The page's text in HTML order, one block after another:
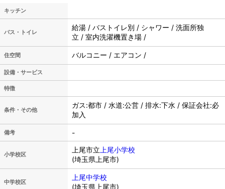
キッチン
バス・トイレ
給湯 / バストイレ別 / シャワー / 洗面所独
立 / 室内洗濯機置き場 /
住空間 バルコニー / エアコン /
設備・サービス
特徴
条件・その他
ガス:都市 / 水道:公営 / 排水:下水 / 保証会社:必
加入
備考 -
小学校区
上尾市立 上尾小学校
(埼玉県上尾市)
中学校区
上尾中学校
(埼玉県上尾市)